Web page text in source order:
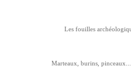
Les fouilles
Marteaux, burins,